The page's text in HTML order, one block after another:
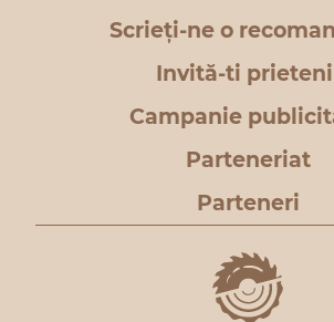
Scrieți-ne o
Invită-ti
Campanie
Parteneriat
Parteneri